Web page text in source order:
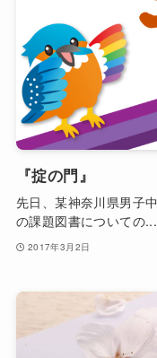
『掟の門』
先日、某神奈川県男子
の課題図書についての...
2017年3月2日